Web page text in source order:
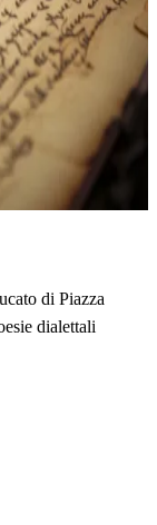
Nostre
di Piazza
dialettali